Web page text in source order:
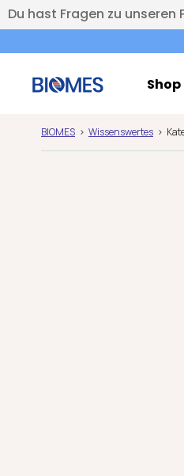
Du hast Fragen zu
Shop
BIOMES Wissenswertes